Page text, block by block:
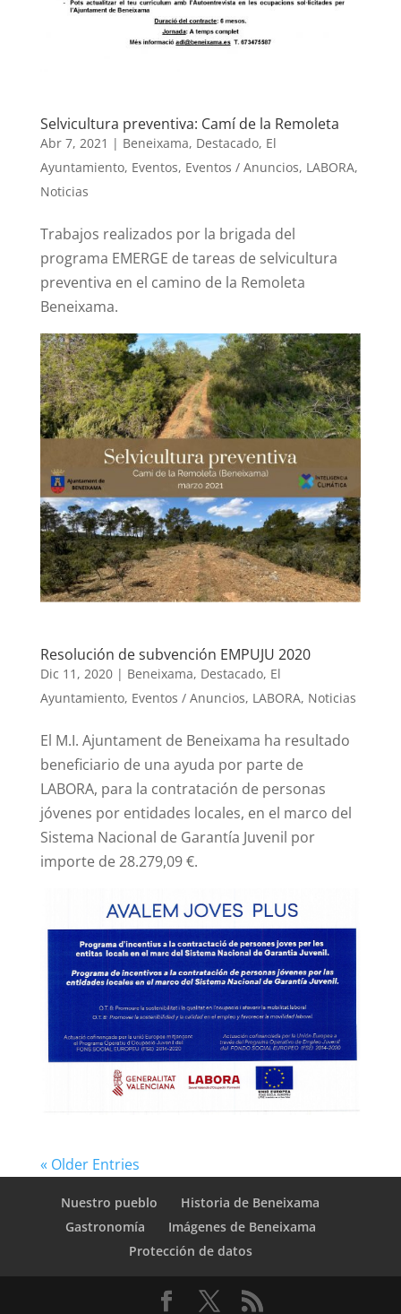
Selvicultura preventiva: Camí de la Remoleta
Abr 7, 2021 | Beneixama, Destacado, El
Ayuntamiento, Eventos, Eventos / Anuncios, LABORA,
Noticias
Trabajos realizados por la brigada del
programa EMERGE de tareas de selvicultura
preventiva en el camino de la Remoleta
Beneixama.
Resolución de subvención EMPUJU 2020
Dic 11, 2020| Beneixama, Destacado, El
Ayuntamiento, Eventos / Anuncios, LABORA, Noticias
El M.I. Ajuntament de Beneixama ha resultado
beneficiario de una ayuda por parte de
LABORA, para la contratación de personas
jóvenes por entidades locales, en el marco del
Sistema Nacional de Garantía Juvenil por
importe de 28.279,09 €.
« Older Entries
Nuestro pueblo
Historia de Beneixama
Gastronomía
Imágenes de Beneixama
Protección de datos